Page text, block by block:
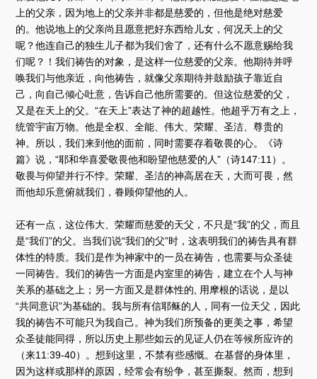
上的父亲，因为地上的父亲并非都是慈爱的，但他是绝对慈爱
的。他说地上的父亲尚且愿意把好东西给儿女，何况天上的父
呢？他连自己的独生儿子都为我们舍了，还有什么不愿意赐给我
们呢？！我们祷告的对象，是这样一位慈爱的父亲。他期待并呼
唤我们与他亲近，向他祷告，就像父亲期待并鼓励孩子靠近自
己，向自己倾心吐意，告诉自己他所需要的。但这位慈爱的父，
又是在天上的父。“在天上”表达了神的超越性。他超乎万有之上，
统管宇宙万物。他是全权、全能、伟大、荣耀、圣洁、尊贵的
神。所以，我们来到他的面前，同时需要存着敬畏的心。《诗
篇》说，“耶和华喜爱敬畏他和盼望他慈爱的人”（诗147:11）。
敬畏与仰望并行不悖。荣耀、圣洁的神高居在天，大而可畏，然
而他却乐意俯就我们，眷顾仰望他的人。
还有一点，这位伟大、荣耀而慈爱的天父，不只是“我”的父，而且
是“我们”的父。当我们说“我们的父”时，这表明我们的祷告具有群
体性的特质。我们是作为神家中的一员在祷告，也需要与众圣徒
一同祷告。我们的祷告一方面是内室里的祷告，建立在个人与神
关系的基础之上；另一方面又是群体性的, 用摩根的话说，是以
“共同意识”为基础的。我与所有信耶稣的人，同有一位天父，因此
我的祷告不可能只为我自己。神为我们所预备的更美之事，希望
众圣徒能同得，所以历史上那些如云的见证人仍在等候所应许的
（来11:39-40）。想到这里，不禁有些感慨。在基督的身体里，
因为这样或那样的原因，经常会有纷争，甚至撕裂。然而，想到